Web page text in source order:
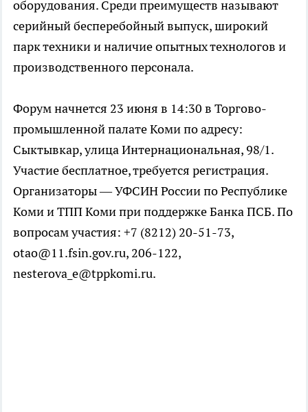
оборудования. Среди преимуществ называют
серийный бесперебойный выпуск, широкий
парк техники и наличие опытных технологов и
производственного персонала.
Форум начнется 23 июня в 14:30 в Торгово-
промышленной палате Коми по адресу:
Сыктывкар, улица Интернациональная, 98/1.
Участие бесплатное, требуется регистрация.
Организаторы — УФСИН России по Республике
Коми и ТПП Коми при поддержке Банка ПСБ. По
вопросам участия: +7 (8212) 20-51-73,
otao@11.fsin.gov.ru, 206-122,
nesterova_e@tppkomi.ru.